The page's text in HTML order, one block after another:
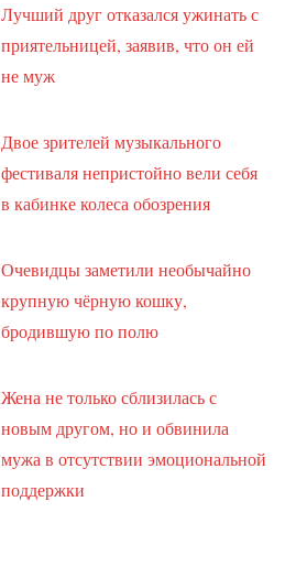
Лучший друг отказался ужинать с
приятельницей, заявив, что он ей
не муж
Двое зрителей музыкального
фестиваля непристойно вели себя
в кабинке колеса обозрения
Очевидцы заметили необычайно
крупную чёрную кошку,
бродившую по полю
Жена не только сблизилась с
новым другом, но и обвинила
мужа в отсутствии эмоциональной
поддержки